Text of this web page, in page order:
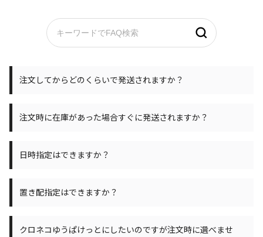
注文してからどのくらいで発送されますか？
注文時に在庫があった場合すぐに発送されますか？
日時指定はできますか？
置き配指定はできますか？
クロネコゆうぱけっとにしたいのですが注文時に選べませ